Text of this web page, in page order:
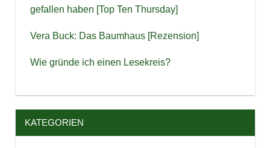
gefallen haben [Top Ten Thursday]
Vera Buck: Das Baumhaus [Rezension]
Wie gründe ich einen Lesekreis?
KATEGORIEN